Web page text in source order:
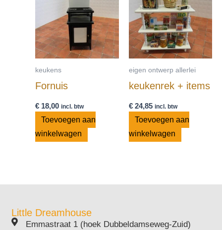
keukens
Fornuis
€ 18,00 incl. btw
Toevoegen aan
winkelwagen
eigen ontwerp allerlei
keukenrek + items
€24,85 incl. btw
Toevoegen aan
winkelwagen
Little Dreamhouse
Emmastraat 1 (hoek Dubbeldamseweg-Zuid)